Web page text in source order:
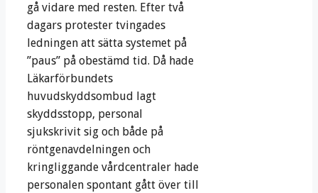
gå vidare med resten. Efter två
dagars protester tvingades
ledningen att sätta systemet på
”paus” på obestämd tid. Då hade
Läkarförbundets
huvudskyddsombud lagt
skyddsstopp, personal
sjukskrivit sig och både på
röntgenavdelningen och
kringliggande vårdcentraler hade
personalen spontant gått över till